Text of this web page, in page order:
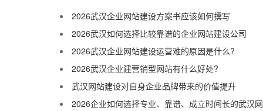
2026武汉企业网站建设方案书应该如何撰写
2026武汉如何选择比较靠谱的企业网站建设公司
2026武汉企业网站建设运营难的原因是什么?
2026武汉企业建营销型网站有什么好处?
武汉网站建设对自身企业品牌带来的价值提升
2026企业如何选择专业、靠谱、成立时间长的武汉